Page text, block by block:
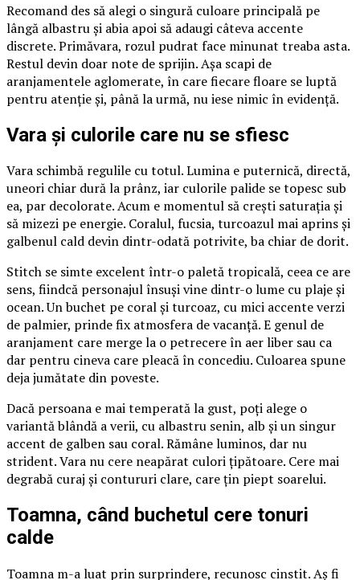
Recomand des să alegi o singură culoare principală pe
lângă albastru și abia apoi să adaugi câteva accente
discrete. Primăvara, rozul pudrat face minunat treaba asta.
Restul devin doar note de sprijin. Așa scapi de
aranjamentele aglomerate, în care fiecare floare se luptă
pentru atenție și, până la urmă, nu iese nimic în evidență.
Vara și culorile care nu se sfiesc
Vara schimbă regulile cu totul. Lumina e puternică, directă,
uneori chiar dură la prânz, iar culorile palide se topesc sub
ea, par decolorate. Acum e momentul să crești saturația și
să mizezi pe energie. Coralul, fucsia, turcoazul mai aprins și
galbenul cald devin dintr-odată potrivite, ba chiar de dorit.
Stitch se simte excelent într-o paletă tropicală, ceea ce are
sens, fiindcă personajul însuși vine dintr-o lume cu plaje și
ocean. Un buchet pe coral și turcoaz, cu mici accente verzi
de palmier, prinde fix atmosfera de vacanță. E genul de
aranjament care merge la o petrecere în aer liber sau ca
dar pentru cineva care pleacă în concediu. Culoarea spune
deja jumătate din poveste.
Dacă persoana e mai temperată la gust, poți alege o
variantă blândă a verii, cu albastru senin, alb și un singur
accent de galben sau coral. Rămâne luminos, dar nu
strident. Vara nu cere neapărat culori țipătoare. Cere mai
degrabă curaj și contururi clare, care țin piept soarelui.
Toamna, când buchetul cere tonuri
calde
Toamna m-a luat prin surprindere, recunosc cinstit. Aș fi